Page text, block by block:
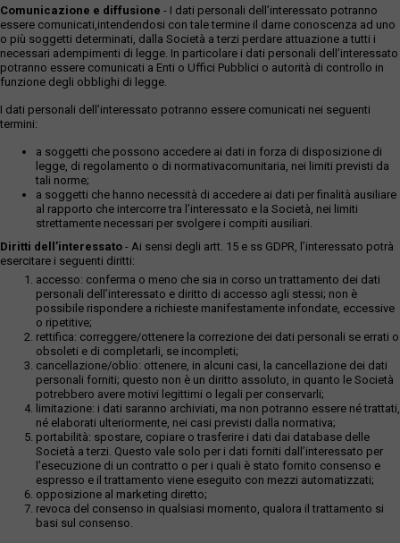
Comunicazione e diffusione - I dati personali dell’interessato potranno
essere comunicati,intendendosi con tale termine il darne conoscenza ad uno
o più soggetti determinati, dalla Società a terzi perdare attuazione a tutti i
necessari adempimenti di legge. In particolare i dati personali dell’interessato
potranno essere comunicati a Enti o Uffici Pubblici o autorità di controllo in
funzione degli obblighi di legge.
I dati personali dell’interessato potranno essere comunicati nei seguenti
termini:
a soggetti che possono accedere ai dati in forza di disposizione di
legge, di regolamento o di normativacomunitaria, nei limiti previsti da
tali norme;
a soggetti che hanno necessità di accedere ai dati per finalità ausiliare
al rapporto che intercorre tra l’interessato e la Società, nei limiti
strettamente necessari per svolgere i compiti ausiliari.
Diritti dell’interessato - Ai sensi degli artt. 15 e ss GDPR, l’interessato potrà
esercitare i seguenti diritti:
accesso: conferma o meno che sia in corso un trattamento dei dati
personali dell’interessato e diritto di accesso agli stessi; non è
possibile rispondere a richieste manifestamente infondate, eccessive
o ripetitive;
rettifica: correggere/ottenere la correzione dei dati personali se errati o
obsoleti e di completarli, se incompleti;
cancellazione/oblio: ottenere, in alcuni casi, la cancellazione dei dati
personali forniti; questo non è un diritto assoluto, in quanto le Società
potrebbero avere motivi legittimi o legali per conservarli;
limitazione: i dati saranno archiviati, ma non potranno essere né trattati,
né elaborati ulteriormente, nei casi previsti dalla normativa;
portabilità: spostare, copiare o trasferire i dati dai database delle
Società a terzi. Questo vale solo per i dati forniti dall’interessato per
l’esecuzione di un contratto o per i quali è stato fornito consenso e
espresso e il trattamento viene eseguito con mezzi automatizzati;
opposizione al marketing diretto;
revoca del consenso in qualsiasi momento, qualora il trattamento si
basi sul consenso.